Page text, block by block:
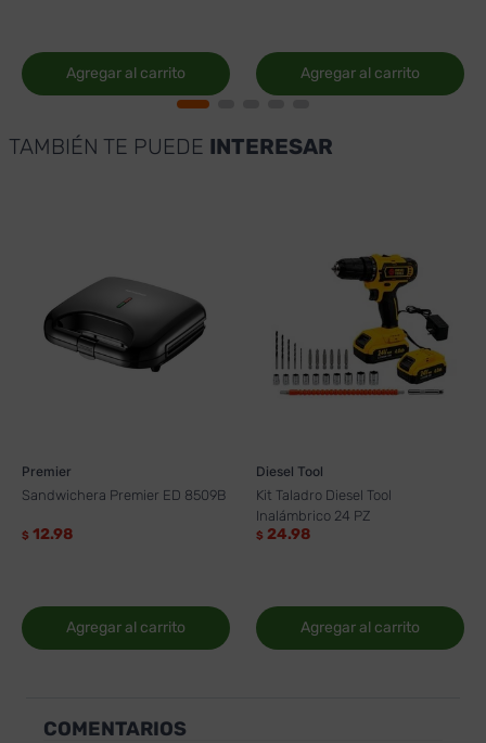
Agregar al carrito Agregar al carrito
TAMBIÉN TE PUEDE INTERESAR
Premier
Sandwichera Premier ED 8509B
$ 12.98
Agregar al carrito
Diesel Tool
Kit Taladro Diesel Tool
Inalámbrico 24 PZ
$ 24.98
Agregar al carrito
COMENTARIOS